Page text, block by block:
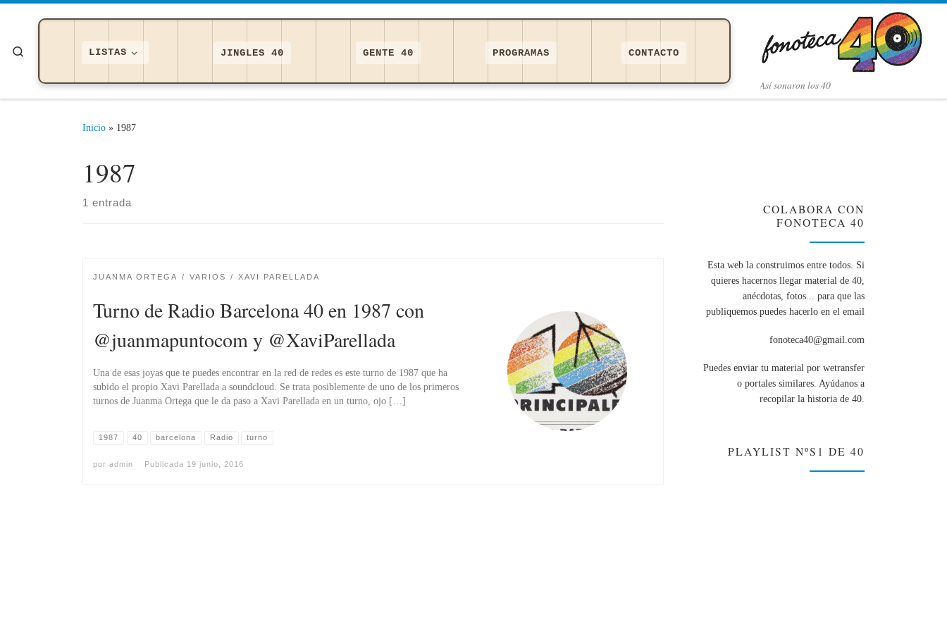
Saltar al contenido
Así­ sonaron los 40
LISTAS JINGLES 40 GENTE 40 PROGRAMAS CONTACTO
Inicio » 1987
1987
1 entrada
JUANMA ORTEGA VARIOS XAVI PARELLADA
Turno de Radio Barcelona 40 en 1987 con
@juanmapuntocom y @XaviParellada
Una de esas joyas que te puedes encontrar en la red de redes es este turno de 1987 que ha
subido el propio Xavi Parellada a soundcloud. Se trata posiblemente de uno de los primeros
turnos de Juanma Ortega que le da paso a Xavi Parellada en un turno, ojo […]
1987 40 barcelona Radio turno
por admin Publicada 19 junio, 2016
COLABORA CON
FONOTECA 40
Esta web la construimos entre todos. Si
quieres hacernos llegar material de 40,
anécdotas, fotos... para que las
publiquemos puedes hacerlo en el email
fonoteca40@gmail.com
Puedes enviar tu material por wetransfer
o portales similares. Ayúdanos a
recopilar la historia de 40.
PLAYLIST NºS1 DE 40